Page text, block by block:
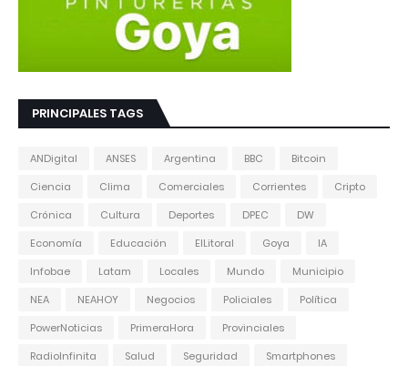
PRINCIPALES TAGS
ANDigital ANSES Argentina BBC
Bitcoin
Ciencia
Clima Comerciales Corrientes
Cripto
Crónica
Cultura Deportes DPEC
DW
Economía
Educación ElLitoral Goya
IA
Infobae
Latam Locales Mundo
Municipio
NEA
NEAHOY Negocios Policiales
Política
PowerNoticias
PrimeraHora
Provinciales
RadioInfinita
Salud Seguridad
Smartphones